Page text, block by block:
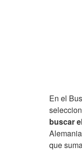
En el
buscar
que